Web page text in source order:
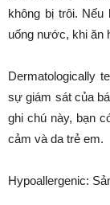
không bị trôi.
uống nước, khi ăn
Dermatologically
sự giám sát của
ghi chú này, bạn
cảm và da trẻ em.
Hypoallergenic: